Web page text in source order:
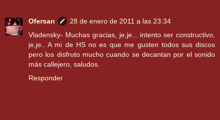
Ofersan
28 de enero de 2011 a las 23:34
Vladensky- Muchas gracias, je,je... intento ser constructivo,
je,je.. A mi de HS no es que me gusten todos sus discos
pero los disfruto mucho cuando se decantan por el sonido
más callejero, saludos.
Responder